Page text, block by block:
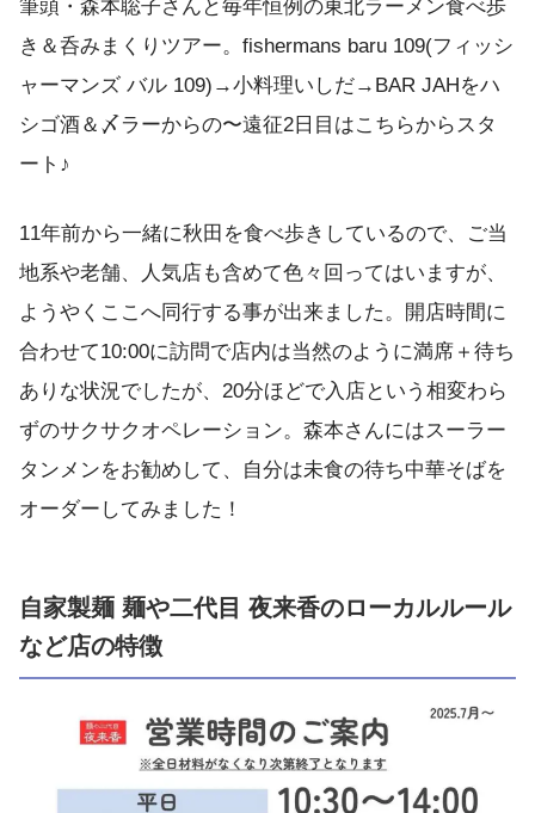
筆頭・森本聡子さんと毎年恒例の東北ラーメン食べ歩
き＆呑みまくりツアー。fishermans baru 109(フィッシ
ャーマンズ バル 109)→小料理いしだ→BAR JAHをハ
シゴ酒＆〆ラーからの〜遠征2日目はこちらからスタ
ート♪
11年前から一緒に秋田を食べ歩きしているので、ご当
地系や老舗、人気店も含めて色々回ってはいますが、
ようやくここへ同行する事が出来ました。開店時間に
合わせて10:00に訪問で店内は当然のように満席＋待ち
ありな状況でしたが、20分ほどで入店という相変わら
ずのサクサクオペレーション。森本さんにはスーラー
タンメンをお勧めして、自分は未食の待ち中華そばを
オーダーしてみました！
自家製麺 麺や二代目 夜来香のローカルルール
など店の特徴